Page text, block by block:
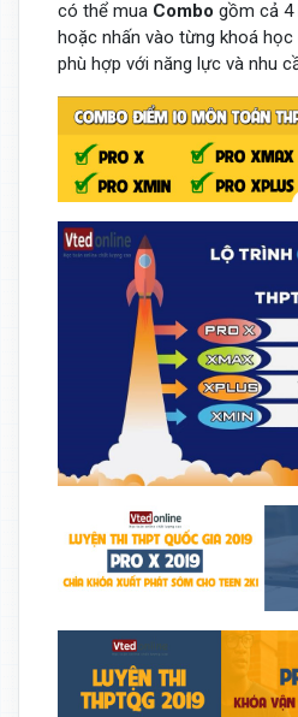
có thể mua Combo gồm cả 4
hoặc nhấn vào từng khoá
phù hợp với năng lực và nhu